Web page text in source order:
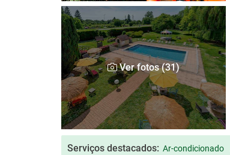
Ver fotos (31)
Serviços destacados: Ar-condicionado